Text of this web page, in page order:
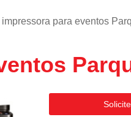
para eventos